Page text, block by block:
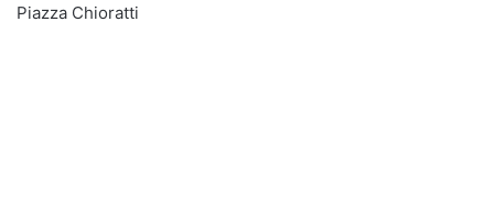
Piazza Chioratti